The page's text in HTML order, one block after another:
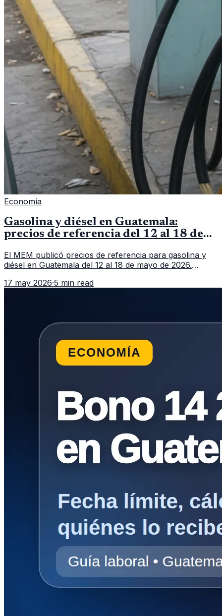
Economía
Gasolina y diésel en Guatemala:
precios de referencia del 12 al 18 de
El MEM publicó precios de referencia para gasolina y
diésel en Guatemala del 12 al 18 de mayo de 2026.
consultar el dato actualizado.
17 may 2026·5 min read